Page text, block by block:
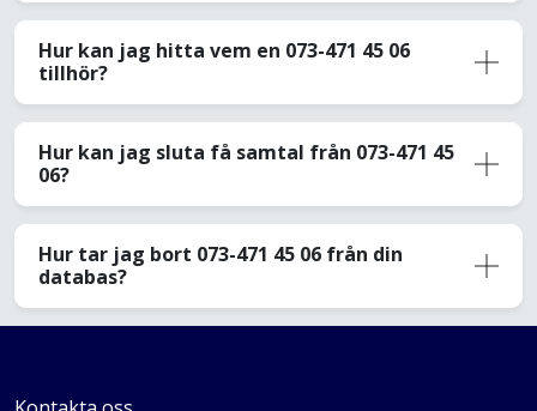
Hur kan jag hitta vem en 073-471 45 06
tillhör?
Hur kan jag sluta få samtal från 073-471 45
06?
Hur tar jag bort 073-471 45 06 från din
databas?